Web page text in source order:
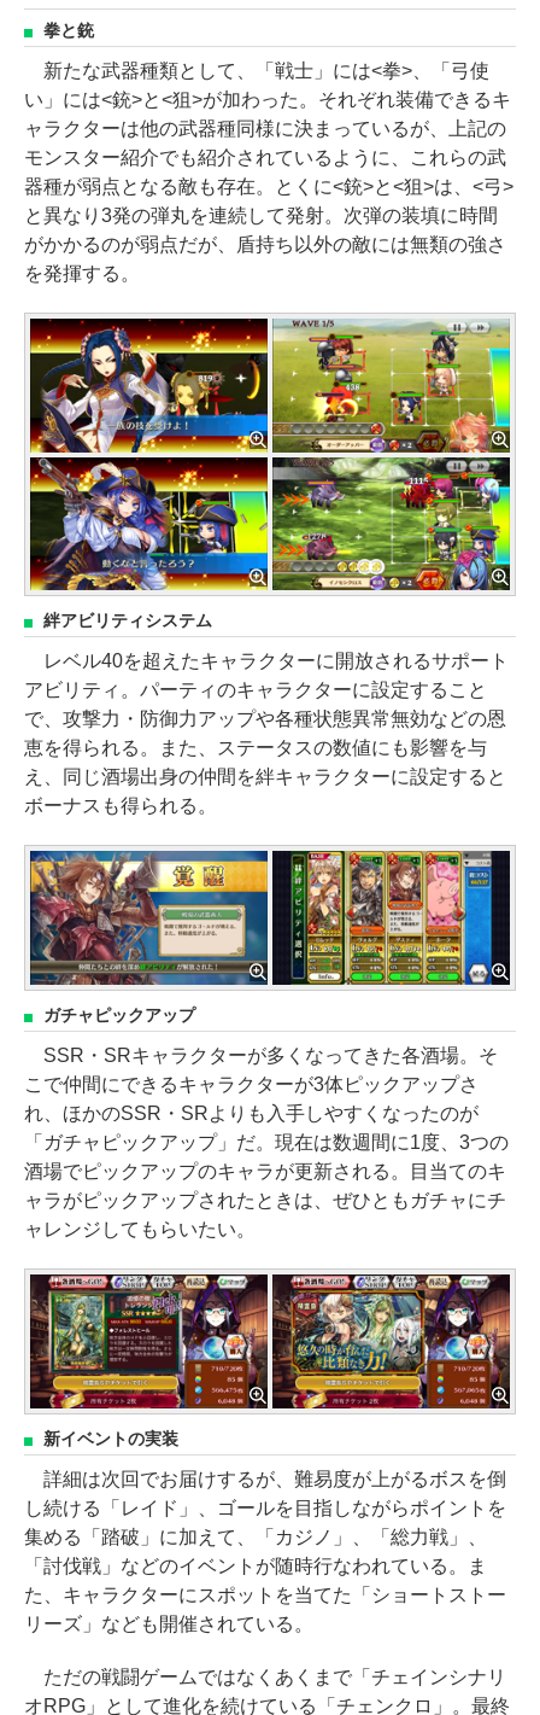
拳と銃
新たな武器種類として、「戦士」には<拳>、「弓使
い」には<銃>と<狙>が加わった。それぞれ装備できるキ
ャラクターは他の武器種同様に決まっているが、上記の
モンスター紹介でも紹介されているように、これらの武
器種が弱点となる敵も存在。とくに<銃>と<狙>は、<弓>
と異なり3発の弾丸を連続して発射。次弾の装填に時間
がかかるのが弱点だが、盾持ち以外の敵には無類の強さ
を発揮する。
絆アビリティシステム
レベル40を超えたキャラクターに開放されるサポート
アビリティ。パーティのキャラクターに設定すること
で、攻撃力・防御力アップや各種状態異常無効などの恩
恵を得られる。また、ステータスの数値にも影響を与
え、同じ酒場出身の仲間を絆キャラクターに設定すると
ボーナスも得られる。
ガチャピックアップ
SSR・SRキャラクターが多くなってきた各酒場。そ
こで仲間にできるキャラクターが3体ピックアップさ
れ、ほかのSSR・SRよりも入手しやすくなったのが
「ガチャピックアップ」だ。現在は数週間に1度、3つの
酒場でピックアップのキャラが更新される。目当てのキ
ャラがピックアップされたときは、ぜひともガチャにチ
ャレンジしてもらいたい。
新イベントの実装
詳細は次回でお届けするが、難易度が上がるボスを倒
し続ける「レイド」、ゴールを目指しながらポイントを
集める「踏破」に加えて、「カジノ」、「総力戦」、
「討伐戦」などのイベントが随時行なわれている。ま
た、キャラクターにスポットを当てた「ショートストー
リーズ」なども開催されている。
ただの戦闘ゲームではなくあくまで「チェインシナリ
オRPG」として進化を続けている「チェンクロ」。最終